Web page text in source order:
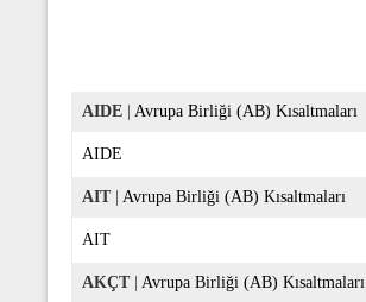
AIDE Avrupa Birliği (AB) Kısaltmaları
AIDE
AIT| Avrupa Birliği (AB) Kısaltmaları
AIT
AKÇT| Avrupa Birliği (AB) Kısaltmaları